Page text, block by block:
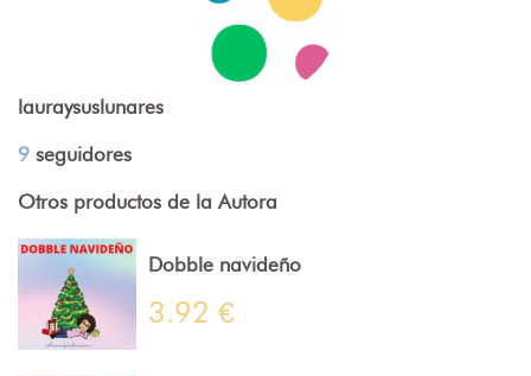
lauraysuslunares
9 seguidores
Otros productos de la Autora
Dobble navideño
3.92 €